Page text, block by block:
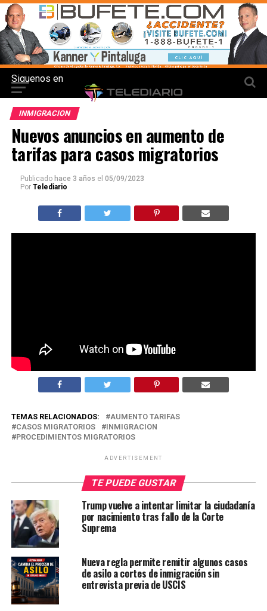
Siguenos en
INMIGRACION
Nuevos anuncios en aumento de
tarifas para casos migratorios
Publicado hace 3 años el 05/09/2023
Por Telediario
TEMAS RELACIONADOS:
AUMENTO TARIFAS
CASOS MIGRATORIOS
INMIGRACION
PROCEDIMIENTOS MIGRATORIOS
ADVERTISEMENT
TE PUEDE GUSTAR
Trump vuelve a intentar limitar la ciudadanía
por nacimiento tras fallo de la Corte
Suprema
Nueva regla permite remitir algunos casos
de asilo a cortes de inmigración sin
entrevista previa de USCIS